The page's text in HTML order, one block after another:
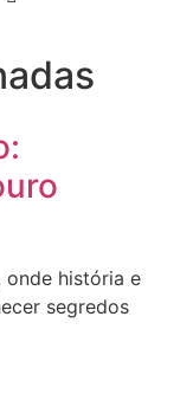
onde história e
segredos